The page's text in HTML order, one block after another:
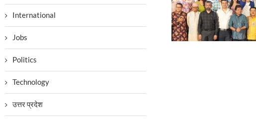
International
Jobs
Politics
Technology
उत्तर प्रदेश